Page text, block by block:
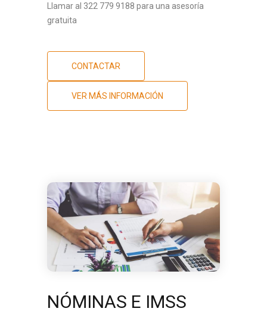
Llamar al 322 779 9188 para una asesoría
gratuita
CONTACTAR
VER MÁS INFORMACIÓN
NÓMINAS E IMSS